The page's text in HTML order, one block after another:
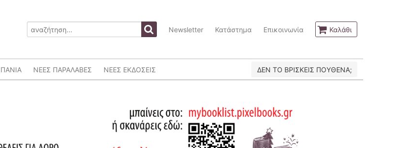
Newsletter Κατάστημα Επικοινωνία Καλάθι
ΝΕΕΣ ΠΑΡΑΛΑΒΕΣ ΝΕΕΣ ΕΚΔΟΣΕΙΣ ΔΕΝ ΤΟ ΒΡΙΣΚΕΙΣ ΠΟΥΘΕΝΑ;